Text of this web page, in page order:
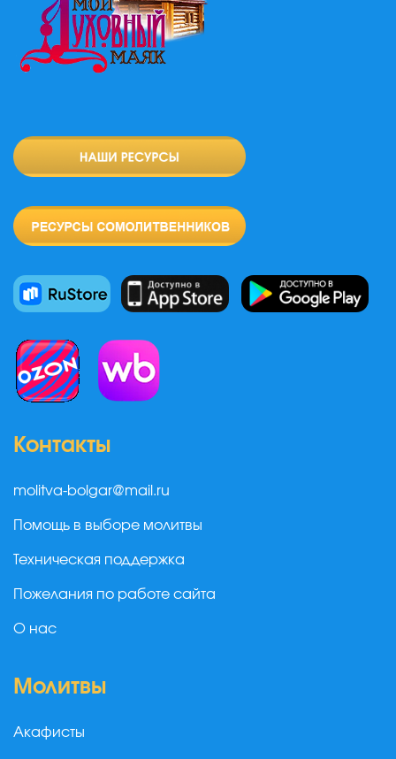
Контакты
molitva-bolgar@mail.ru
Помощь в выборе молитвы
Техническая поддержка
Пожелания по работе сайта
О нас
Молитвы
Акафисты